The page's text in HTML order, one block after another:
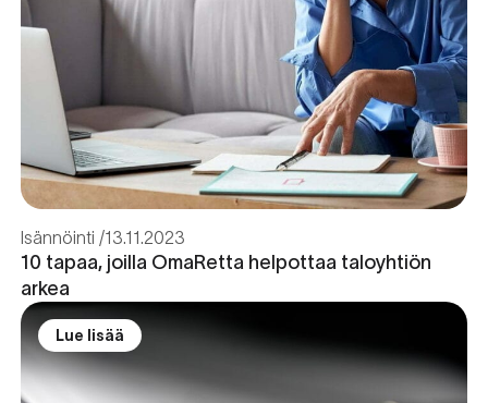
Isännöinti 13.11.2023
10 tapaa, joilla OmaRetta helpottaa taloyhtiön
arkea
Lue lisää